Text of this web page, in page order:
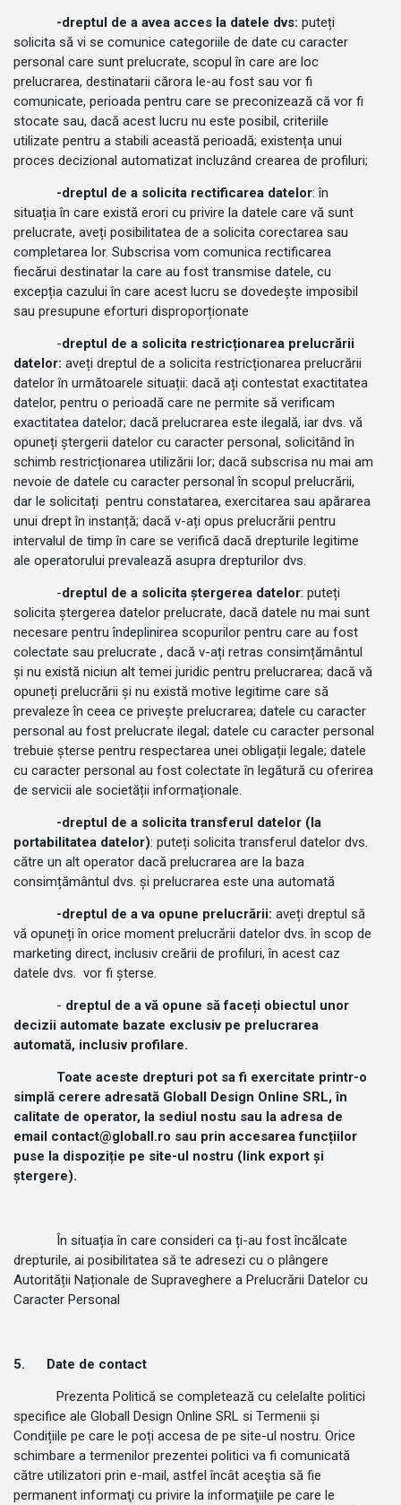
-dreptul de a avea acces la datele dvs: puteți
solicita să vi se comunice categoriile de date cu caracter
personal care sunt prelucrate, scopul în care are loc
prelucrarea, destinatarii cărora le-au fost sau vor fi
comunicate, perioada pentru care se preconizează că vor fi
stocate sau, dacă acest lucru nu este posibil, criteriile
utilizate pentru a stabili această perioadă; existența unui
proces decizional automatizat incluzând crearea de profiluri;
-dreptul de a solicita rectificarea datelor: în
situația în care există erori cu privire la datele care vă sunt
prelucrate, aveți posibilitatea de a solicita corectarea sau
completarea lor. Subscrisa vom comunica rectificarea
fiecărui destinatar la care au fost transmise datele, cu
excepția cazului în care acest lucru se dovedește imposibil
sau presupune eforturi disproporționate
-dreptul de a solicita restricționarea prelucrării
datelor: aveți dreptul de a solicita restricționarea prelucrării
datelor în următoarele situații: dacă ați contestat exactitatea
datelor, pentru o perioadă care ne permite să verificam
exactitatea datelor; dacă prelucrarea este ilegală, iar dvs. vă
opuneți ștergerii datelor cu caracter personal, solicitând în
schimb restricționarea utilizării lor; dacă subscrisa nu mai am
nevoie de datele cu caracter personal în scopul prelucrării,
dar le solicitați pentru constatarea, exercitarea sau apărarea
unui drept în instanță; dacă v-ați opus prelucrării pentru
intervalul de timp în care se verifică dacă drepturile legitime
ale operatorului prevalează asupra drepturilor dvs.
-dreptul de a solicita ștergerea datelor: puteți
solicita ștergerea datelor prelucrate, dacă datele nu mai sunt
necesare pentru îndeplinirea scopurilor pentru care au fost
colectate sau prelucrate , dacă v-ați retras consimțământul
și nu există niciun alt temei juridic pentru prelucrarea; dacă vă
opuneți prelucrării și nu există motive legitime care să
prevaleze în ceea ce privește prelucrarea; datele cu caracter
personal au fost prelucrate ilegal; datele cu caracter personal
trebuie șterse pentru respectarea unei obligații legale; datele
cu caracter personal au fost colectate în legătură cu oferirea
de servicii ale societății informaționale.
-dreptul de a solicita transferul datelor (la
portabilitatea datelor): puteți solicita transferul datelor dvs.
către un alt operator dacă prelucrarea are la baza
consimțământul dvs. și prelucrarea este una automată
-dreptul de a va opune prelucrării: aveți dreptul să
vă opuneți în orice moment prelucrării datelor dvs. în scop de
marketing direct, inclusiv creării de profiluri, în acest caz
datele dvs. vor fi șterse.
- dreptul de a vă opune să faceți obiectul unor
decizii automate bazate exclusiv pe prelucrarea
automată, inclusiv profilare.
Toate aceste drepturi pot sa fi exercitate printr-o
simplă cerere adresată Globall Design Online SRL, în
calitate de operator, la sediul nostu sau la adresa de
email contact@globall.ro sau prin accesarea funcțiilor
puse la dispoziție pe site-ul nostru (link export și
ștergere).
În situația în care consideri ca ți-au fost încălcate
drepturile, ai posibilitatea să te adresezi cu o plângere
Autorității Naționale de Supraveghere a Prelucrării Datelor cu
Caracter Personal
5. Date de contact
Prezenta Politică se completează cu celelalte politici
specifice ale Globall Design Online SRL si Termenii și
Condițiile pe care le poți accesa de pe site-ul nostru. Orice
schimbare a termenilor prezentei politici va fi comunicată
către utilizatori prin e-mail, astfel încât aceştia să fie
permanent informaţi cu privire la informaţiile pe care le